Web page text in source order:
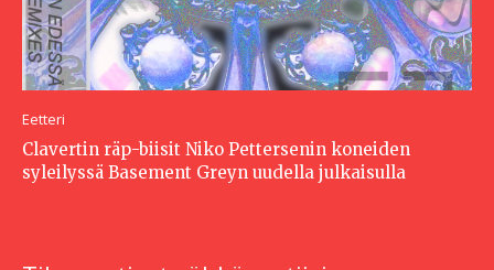
Eetteri
Clavertin räp-biisit Niko Pettersenin koneiden
syleilyssä Basement Greyn uudella julkaisulla